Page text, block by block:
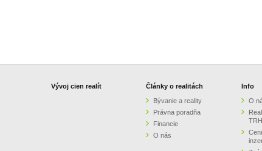
Vývoj cien realít
Články o realitách
Bývanie a reality
Právna poradňa
Financie
O nás
Info
O